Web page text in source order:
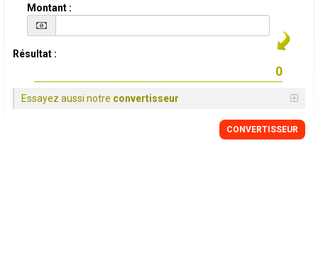
Montant :
Résultat :
Essayez aussi notre convertisseur
CONVERTISSEUR